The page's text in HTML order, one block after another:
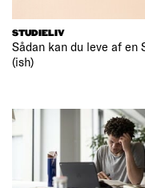
STUDIELIV
Sådan kan du leve af en
(ish)